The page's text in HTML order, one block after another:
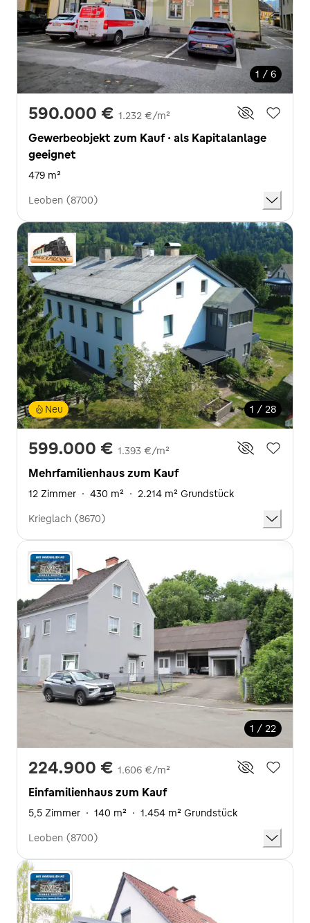
1 / 6
590.000 € 1.232 €/m²
Gewerbeobjekt zum Kauf · als Kapitalanlage
geeignet
479 m²
Leoben (8700)
1 / 28
Neu
599.000 € 1.393 €/m²
Mehrfamilienhaus zum Kauf
12 Zimmer · 430 m² · 2.214 m² Grundstück
Krieglach (8670)
1 / 22
224.900 € 1.606 €/m²
Einfamilienhaus zum Kauf
5,5 Zimmer · 140 m² · 1.454 m² Grundstück
Leoben (8700)